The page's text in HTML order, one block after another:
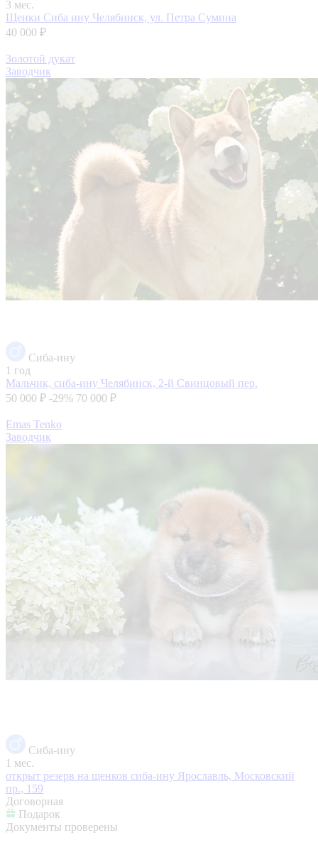
3 мес.
Щенки Сиба ину Челябинск, ул. Петра Сумина
40 000 ₽
Золотой дукат
Заводчик
Сиба-ину
1 год
Мальчик, сиба-ину Челябинск, 2-й Свинцовый пер.
50 000 ₽ -29% 70 000 ₽
Emas Tenko
Заводчик
Сиба-ину
1 мес.
открыт резерв на щенков сиба-ину Ярославль, Московский
пр., 159
Договорная
Подарок
Документы проверены